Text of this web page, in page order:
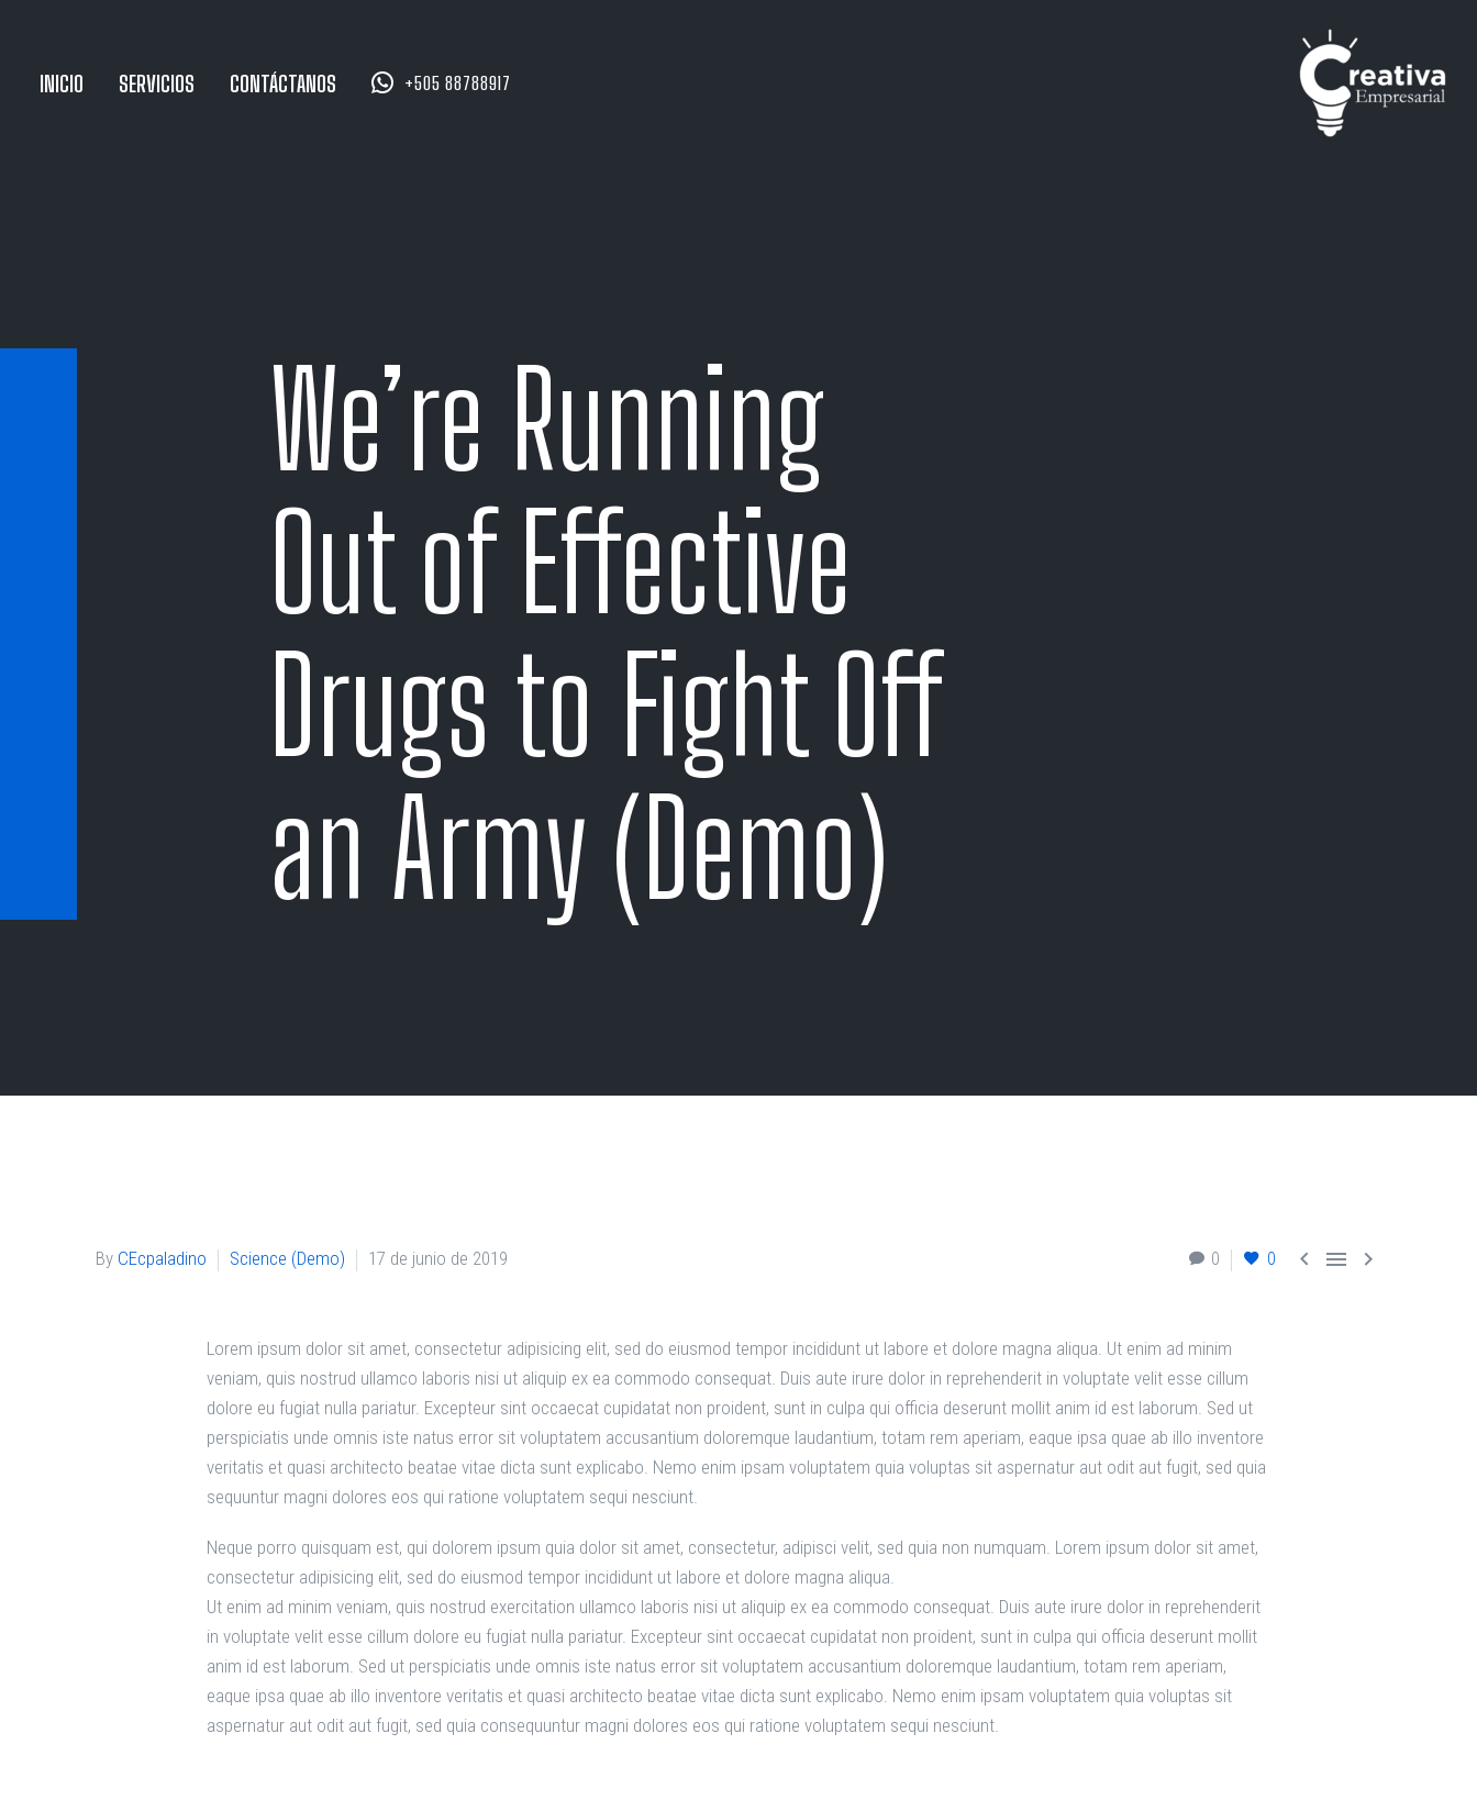
INICIO SERVICIOS CONTÁCTANOS 
 +505 88788917
We’re Running
Out of Effective
Drugs to Fight Off
an Army (Demo)
0 0   
By CEcpaladino Science (Demo) 17 de junio de 2019
Lorem ipsum dolor sit amet, consectetur adipisicing elit, sed do eiusmod tempor incididunt ut labore et dolore magna aliqua. Ut enim ad minim
veniam, quis nostrud ullamco laboris nisi ut aliquip ex ea commodo consequat. Duis aute irure dolor in reprehenderit in voluptate velit esse cillum
dolore eu fugiat nulla pariatur. Excepteur sint occaecat cupidatat non proident, sunt in culpa qui officia deserunt mollit anim id est laborum. Sed ut
perspiciatis unde omnis iste natus error sit voluptatem accusantium doloremque laudantium, totam rem aperiam, eaque ipsa quae ab illo inventore
veritatis et quasi architecto beatae vitae dicta sunt explicabo. Nemo enim ipsam voluptatem quia voluptas sit aspernatur aut odit aut fugit, sed quia
sequuntur magni dolores eos qui ratione voluptatem sequi nesciunt.
Neque porro quisquam est, qui dolorem ipsum quia dolor sit amet, consectetur, adipisci velit, sed quia non numquam. Lorem ipsum dolor sit amet,
consectetur adipisicing elit, sed do eiusmod tempor incididunt ut labore et dolore magna aliqua.
Ut enim ad minim veniam, quis nostrud exercitation ullamco laboris nisi ut aliquip ex ea commodo consequat. Duis aute irure dolor in reprehenderit
in voluptate velit esse cillum dolore eu fugiat nulla pariatur. Excepteur sint occaecat cupidatat non proident, sunt in culpa qui officia deserunt mollit
anim id est laborum. Sed ut perspiciatis unde omnis iste natus error sit voluptatem accusantium doloremque laudantium, totam rem aperiam,
eaque ipsa quae ab illo inventore veritatis et quasi architecto beatae vitae dicta sunt explicabo. Nemo enim ipsam voluptatem quia voluptas sit
aspernatur aut odit aut fugit, sed quia consequuntur magni dolores eos qui ratione voluptatem sequi nesciunt.